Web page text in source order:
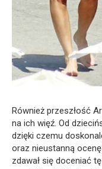
Również przeszłość
na ich więź. Od
dzięki czemu
oraz nieustanną
zdawał się doceniać